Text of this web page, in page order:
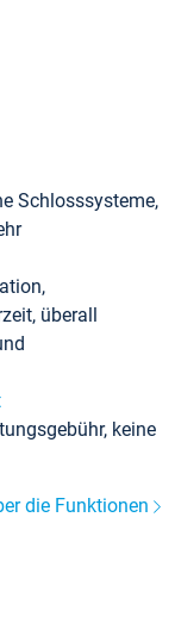
Schlosssysteme,
überall
keine
die Funktionen